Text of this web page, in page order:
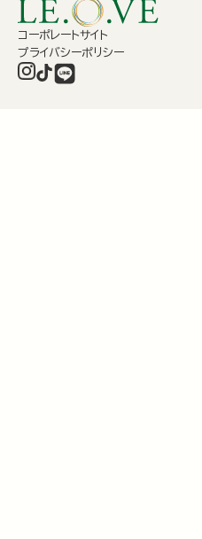
コーポレートサイト
プライバシーポリシー